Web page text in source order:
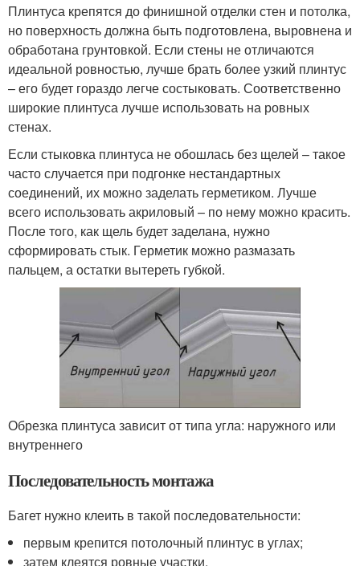
Плинтуса крепятся до финишной отделки стен и потолка,
но поверхность должна быть подготовлена, выровнена и
обработана грунтовкой. Если стены не отличаются
идеальной ровностью, лучше брать более узкий плинтус
– его будет гораздо легче состыковать. Соответственно
широкие плинтуса лучше использовать на ровных
стенах.
Если стыковка плинтуса не обошлась без щелей – такое
часто случается при подгонке нестандартных
соединений, их можно заделать герметиком. Лучше
всего использовать акриловый – по нему можно красить.
После того, как щель будет заделана, нужно
сформировать стык. Герметик можно размазать
пальцем, а остатки вытереть губкой.
Обрезка плинтуса зависит от типа угла: наружного или
внутреннего
Последовательность монтажа
Багет нужно клеить в такой последовательности:
первым крепится потолочный плинтус в углах;
затем клеятся ровные участки.